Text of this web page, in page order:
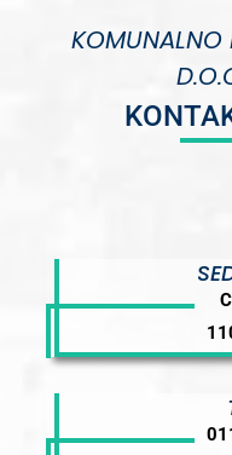
KOMUNALNO